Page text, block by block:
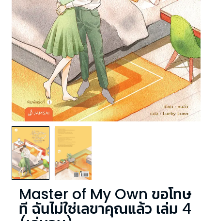
Master of My Own ขอโทษ
ที ฉันไม่ใช่เลขาคุณแล้ว เล่ม 4